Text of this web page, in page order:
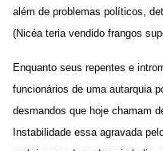
além de problemas políticos,
(Nicéa teria vendido frangos
Enquanto seus repentes e
funcionários de uma autarquia
desmandos que hoje chamam
Instabilidade essa agravada